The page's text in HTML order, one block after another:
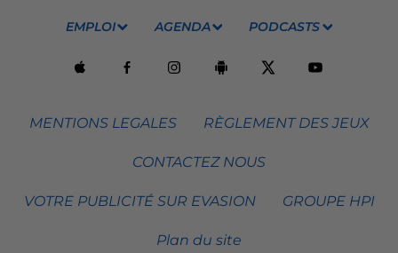
EMPLOI AGENDA PODCASTS
MENTIONS LEGALES RÈGLEMENT DES JEUX
CONTACTEZ NOUS
VOTRE PUBLICITÉ SUR EVASION GROUPE HPI
Plan du site